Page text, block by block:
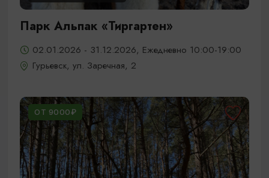
Парк Альпак «Тиргартен»
02.01.2026 - 31.12.2026, Ежедневно 10:00-19:00
Гурьевск, ул. Заречная, 2
ОТ 9000₽